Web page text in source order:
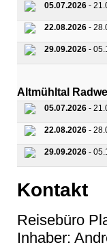
05.07.2026 -
22.08.2026 -
29.09.2026 -
Altmühltal
05.07.2026 -
22.08.2026 -
29.09.2026 -
Kontakt
Reisebüro
Inhaber: